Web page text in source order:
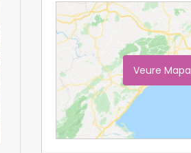
Veure Mapa